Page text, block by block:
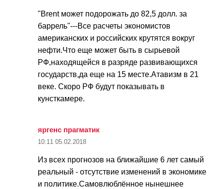
"Brent может подорожать до 82,5 долл. за
баррель"---Все расчеты экономистов
американских и российских крутятся вокруг
нефти.Что еще может быть в сырьевой
РФ,находящейся в разряде развивающихся
государств,да еще на 15 месте.Атавизм в 21
веке. Скоро РФ будут показывать в
кунсткамере.
яргенс прагматик
10:11 05.02.2018
Из всех прогнозов на ближайшие 6 лет самый
реальный - отсутствие изменений в экономике
и политике.Самовлюблённое нынешнее